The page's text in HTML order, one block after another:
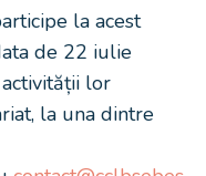
la acest
de 22 iulie
lor
la una dintre